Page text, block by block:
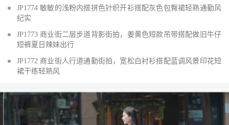
JP1774 敏敏的浅粉内搭拼色针织开衫搭配灰色包臀裙轻熟通勤风
纪实
JP1773 商业街二层步道背影街拍，姜黄色短款吊带搭配做旧牛仔
短裤夏日辣妹出行
JP1772 商业街人行道通勤街拍，宽松白衬衫搭配蓝调风景印花短
裙干练轻熟风